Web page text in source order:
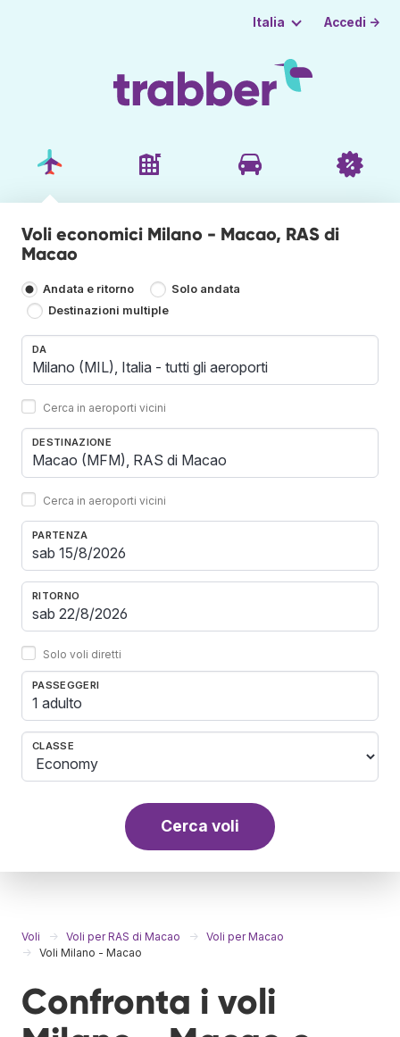
Italia Accedi →
Voli economici Milano - Macao, RAS di
Macao
Andata e ritorno
Solo andata
Destinazioni multiple
DA
Cerca in aeroporti vicini
DESTINAZIONE
Cerca in aeroporti vicini
PARTENZA
RITORNO
Solo voli diretti
PASSEGGERI
1 adulto
CLASSE
Cerca voli
Voli Voli per RAS di Macao
Voli per Macao
Voli Milano - Macao
Confronta i voli